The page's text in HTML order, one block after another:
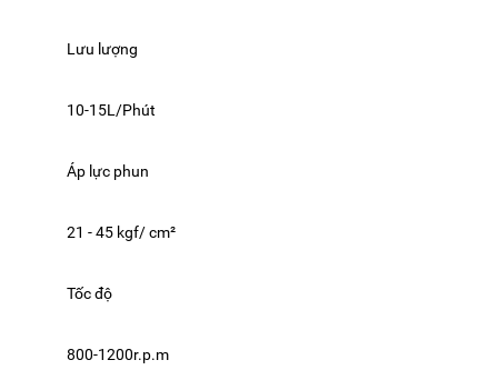
Lưu lượng
10-15L/Phút
Áp lực phun
21 - 45 kgf/ cm²
Tốc độ
800-1200r.p.m